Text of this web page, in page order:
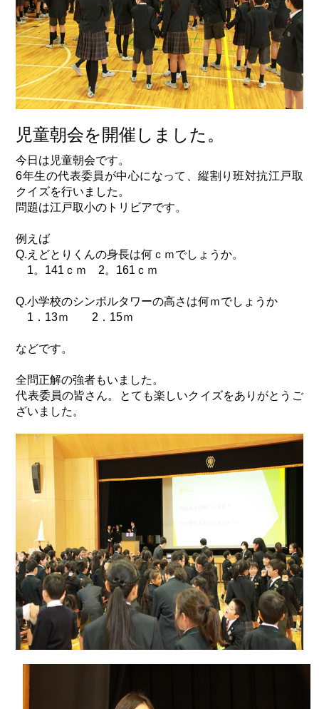
児童朝会を開催しました。
今日は児童朝会です。
6年生の代表委員が中心になって、縦割り班対抗江戸取
クイズを行いました。
問題は江戸取小のトリビアです。
例えば
Q.えどとりくんの身長は何ｃｍでしょうか。
1。141ｃｍ 2。161ｃｍ
Q.小学校のシンボルタワーの高さは何ｍでしょうか
1．13ｍ 2．15ｍ
などです。
全問正解の強者もいました。
代表委員の皆さん。とても楽しいクイズをありがとうご
ざいました。